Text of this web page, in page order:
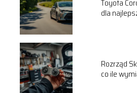
Toyota
dla
Rozrząd
co ile